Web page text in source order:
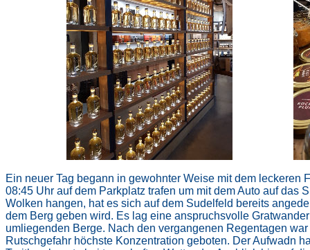
Ein neuer Tag begann in gewohnter Weise mit dem leckeren
08:45 Uhr auf dem Parkplatz trafen um mit dem Auto auf das
Wolken hangen, hat es sich auf dem Sudelfeld bereits
dem Berg geben wird. Es lag eine anspruchsvolle
umliegenden Berge. Nach den vergangenen Regentagen
Rutschgefahr höchste Konzentration geboten. Der Aufwadn